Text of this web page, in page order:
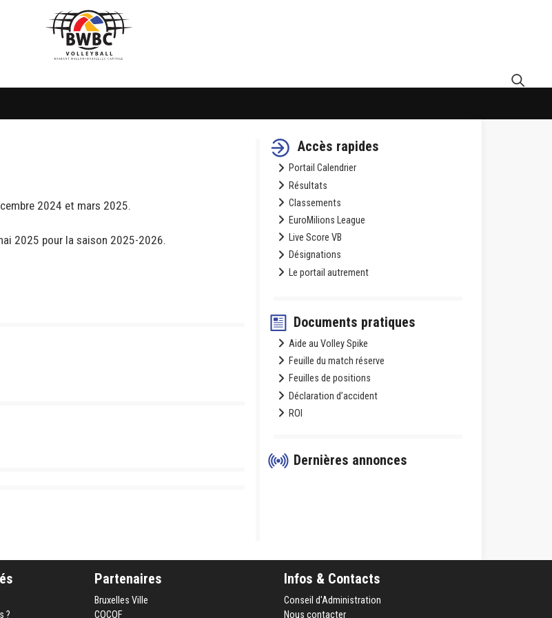
2024 et mars 2025.
2025 pour la saison 2025-2026.
Accès rapides
Portail Calendrier
Résultats
Classements
EuroMilions League
Live Score VB
Désignations
Le portail autrement
Documents pratiques
Aide au Volley Spike
Feuille du match réserve
Feuilles de positions
Déclaration d’accident
ROI
Dernières annonces
?
Partenaires
Bruxelles Ville
COCOF
Infos & Contacts
Conseil d'Administration
Nous contacter